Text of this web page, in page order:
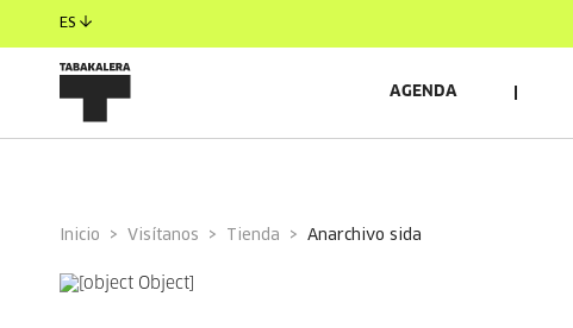
ES
AGENDA
Inicio Visítanos Tienda anarchivo sida